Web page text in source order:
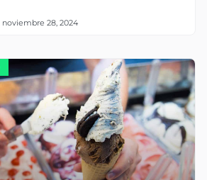
noviembre 28, 2024